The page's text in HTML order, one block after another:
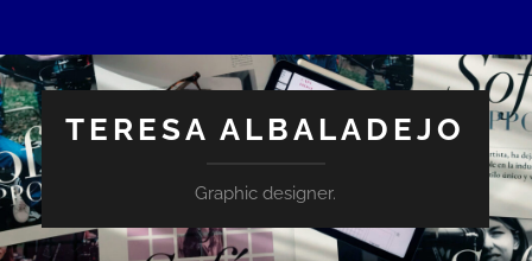
TERESA ALBALADEJO
Graphic designer.